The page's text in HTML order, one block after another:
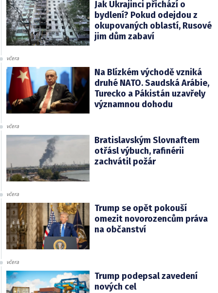
Jak Ukrajinci přichází o
bydlení? Pokud odejdou z
okupovaných oblastí, Rusové
jim dům zabaví
včera
Na Blízkém východě vzniká
druhé NATO. Saudská Arábie,
Turecko a Pákistán uzavřely
významnou dohodu
včera
Bratislavským Slovnaftem
otřásl výbuch, rafinérii
zachvátil požár
včera
Trump se opět pokouší
omezit novorozencům práva
na občanství
včera
Trump podepsal zavedení
nových cel